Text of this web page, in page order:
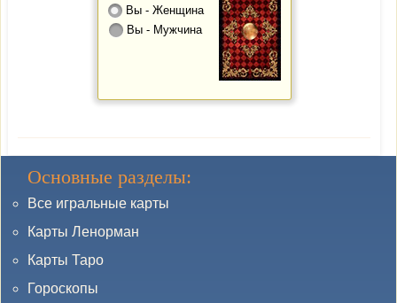
Вы - Женщина
Вы - Мужчина
Основные разделы:
Все игральные карты
Карты Ленорман
Карты Таро
Гороскопы